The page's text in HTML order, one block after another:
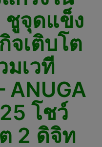
ชูจุดแข็ง
จเติบโต
มเวที
ANUGA
โชว์
2 ดิจิท